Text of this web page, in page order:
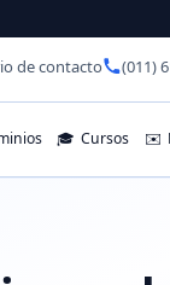
de contacto (011)
🎓 Cursos ✉️